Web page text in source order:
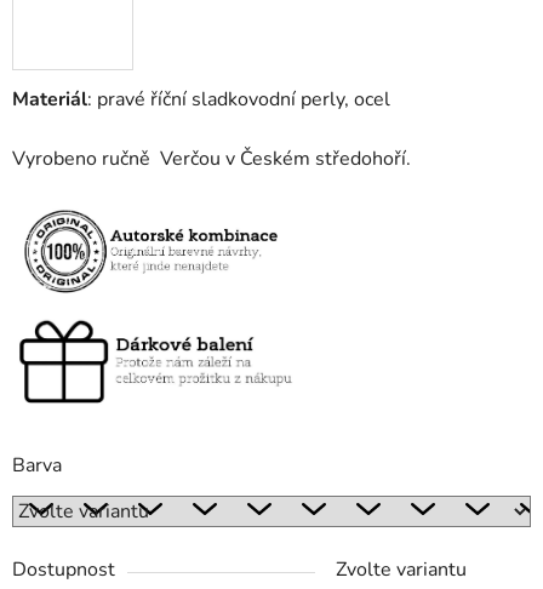
Materiál: pravé říční sladkovodní perly, ocel
Vyrobeno ručně Verčou v Českém středohoří.
Barva
Dostupnost
Zvolte variantu